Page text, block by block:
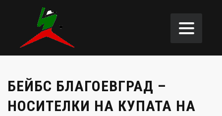
БЕЙБС БЛАГОЕВГРАД –
НОСИТЕЛКИ НА КУПАТА НА